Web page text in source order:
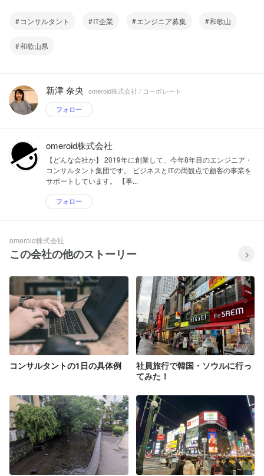
コンサルタント IT企業 エンジニア募集 和歌山
和歌山県
新津 奈央 omeroid株式会社 / コーポレート
フォロー
omeroid株式会社
【どんな会社か】 2019年に創業して、今年8年目のエンジニア・
コンサルタント集団です。 ビジネスとITの両観点で顧客の事業を
サポートしています。 【事...
フォロー
omeroid株式会社
この会社の他のストーリー
コンサルタントの1日の具体例
社員旅行で韓国・ソウルに行っ
てみた！